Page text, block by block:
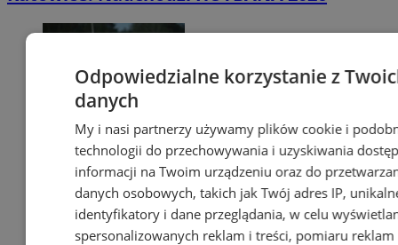
Odpowiedzialne korzystanie z
danych
My i nasi partnerzy używamy plików cookie i
technologii do przechowywania i uzyskiwania
informacji na Twoim urządzeniu oraz do
danych osobowych, takich jak Twój adres IP,
identyfikatory i dane przeglądania, w celu
spersonalizowanych reklam i treści, pomiaru reklam